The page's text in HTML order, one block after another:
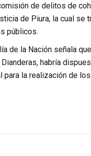
de delitos de
de Piura, la cual se
públicos.
de la Nación señala
habría
para la realización de